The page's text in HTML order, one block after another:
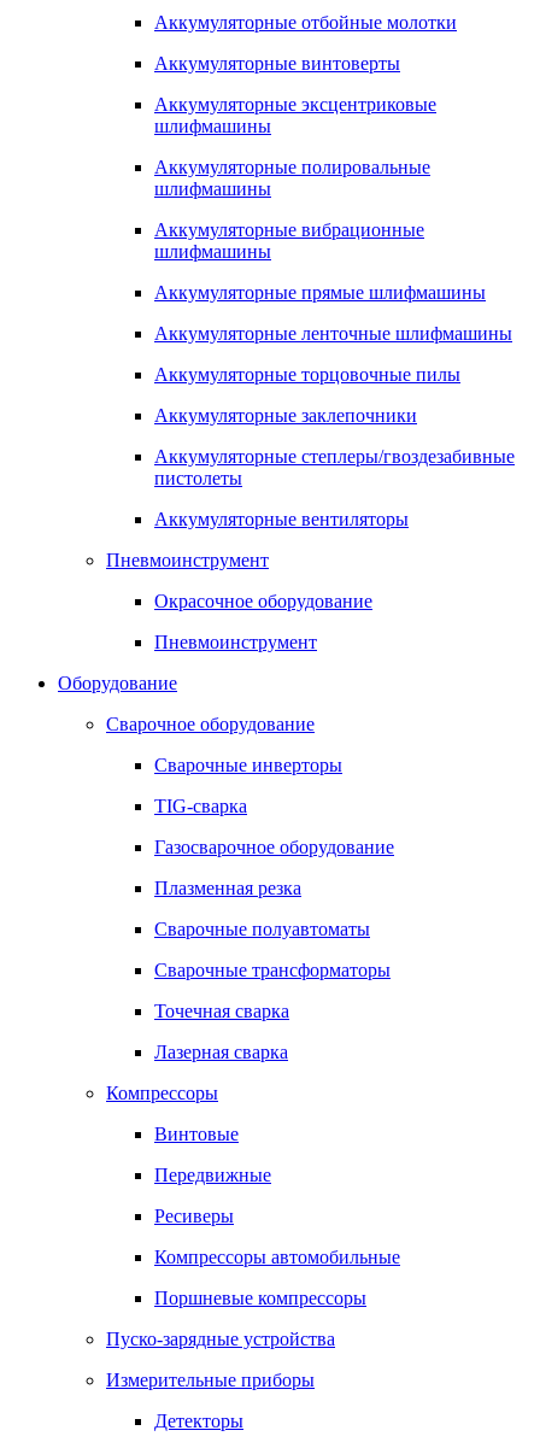
Аккумуляторные отбойные молотки
Аккумуляторные винтоверты
Аккумуляторные эксцентриковые
шлифмашины
Аккумуляторные полировальные
шлифмашины
Аккумуляторные вибрационные
шлифмашины
Аккумуляторные прямые шлифмашины
Аккумуляторные ленточные шлифмашины
Аккумуляторные торцовочные пилы
Аккумуляторные заклепочники
Аккумуляторные степлеры/гвоздезабивные
пистолеты
Аккумуляторные вентиляторы
Пневмоинструмент
Окрасочное оборудование
Пневмоинструмент
Оборудование
Сварочное оборудование
Сварочные инверторы
TIG-сварка
Газосварочное оборудование
Плазменная резка
Сварочные полуавтоматы
Сварочные трансформаторы
Точечная сварка
Лазерная сварка
Компрессоры
Винтовые
Передвижные
Ресиверы
Компрессоры автомобильные
Поршневые компрессоры
Пуско-зарядные устройства
Измерительные приборы
Детекторы